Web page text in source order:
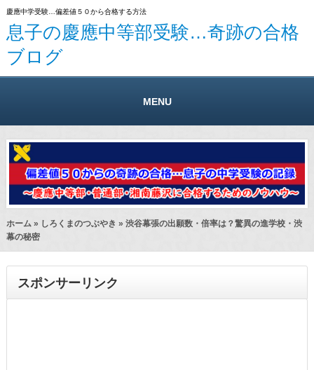
慶應中学受験…偏差値５０から合格する方法
息子の慶應中等部受験…奇跡の合格
ブログ
MENU
ホーム » しろくまのつぶやき » 渋谷幕張の出願数・倍率は？驚異の進学校・渋
幕の秘密
スポンサーリンク